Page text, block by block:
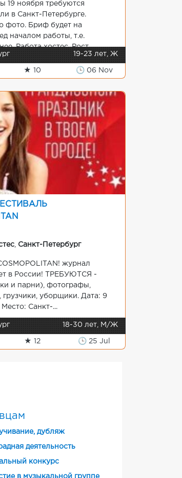
19 ноября требуются
в Санкт-Петербурге.
фото. Бриф будет на
началом работы, т.е.
Работа хостес. Рост...
19-23 лет, Ж
★ 10 🕒 06 Nov
Санкт-Петербург
журнал
в России! ТРЕБУЮТСЯ -
и парни), фотографы,
грузчики, уборщики. Дата: 9
Место: Санкт-...
18-30 лет, М/Ж
★ 12 🕒 25 Jul
дубляж
деятельность
конкурс
в музыкальной группе